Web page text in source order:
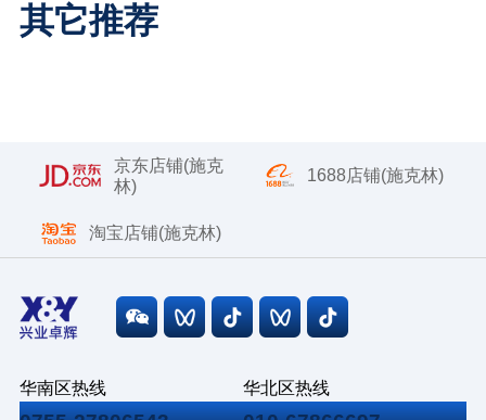
其它推荐
京东店铺(施克
林)
1688店铺(施克林)
淘宝店铺(施克林)
华南区热线 华北区热线